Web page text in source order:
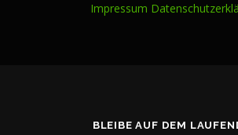
Impressum
BLEIBE AUF DEM